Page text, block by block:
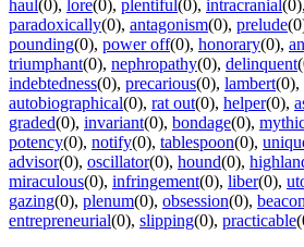
haul(0), lore(0), plentiful(0), intracranial(0),
paradoxically(0), antagonism(0), prelude
pounding(0), power off(0), honorary(0),
triumphant(0), nephropathy(0), delinquent
indebtedness(0), precarious(0), lambert(0),
autobiographical(0), rat out(0), helper(0),
graded(0), invariant(0), bondage(0),
potency(0), notify(0), tablespoon(0),
advisor(0), oscillator(0), hound(0),
miraculous(0), infringement(0), liber(0),
gazing(0), plenum(0), obsession(0), beacon
entrepreneurial(0), slipping(0), practicable